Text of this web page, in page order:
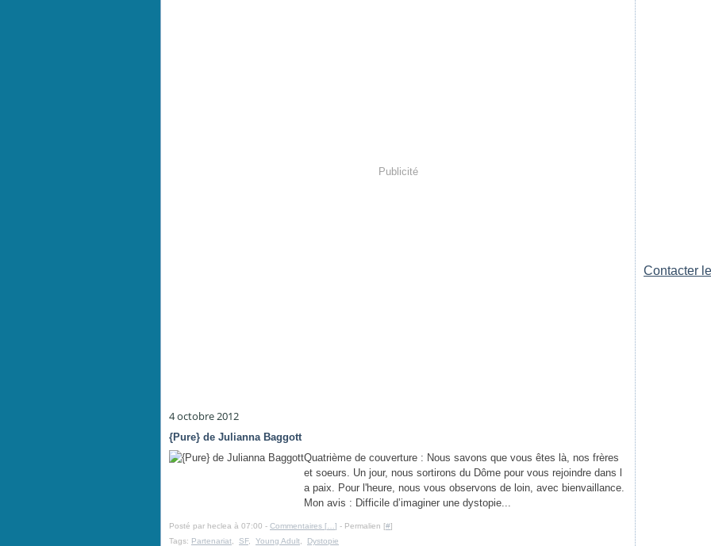
Publicité
4 octobre 2012
{Pure} de Julianna Baggott
Quatrième de couverture : Nous savons que vous êtes là, nos frères
et soeurs. Un jour, nous sortirons du Dôme pour vous rejoindre dans l
a paix. Pour l'heure, nous vous observons de loin, avec bienvaillance.
Mon avis : Difficile d’imaginer une dystopie...
Posté par heclea à 07:00 - Commentaires [ ] - Permalien [#]
Tags: Partenariat SF, Young Adult Dystopie
Contacter